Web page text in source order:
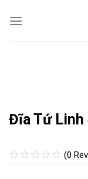
Đĩa Tứ Linh
(0